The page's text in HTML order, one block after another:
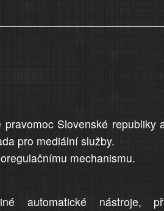
Slovenské republiky
pro mediální služby.
mechanismu.
automatické nástroje,